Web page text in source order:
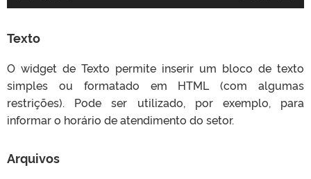
e
o
Texto
O widget de Texto permite inserir um bloco de texto
simples ou formatado em HTML (com algumas
restrições). Pode ser utilizado, por exemplo, para
informar o horário de atendimento do setor.
Arquivos